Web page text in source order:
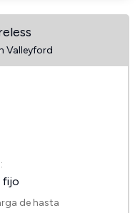
Valleyford
fijo
de hasta